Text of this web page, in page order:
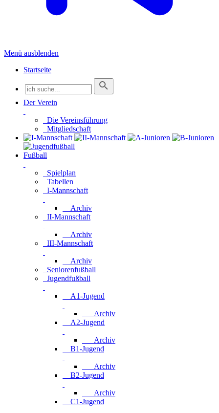
Menü ausblenden
Startseite
Der Verein
Die Vereinsführung
Mitgliedschaft
Fußball
Spielplan
Tabellen
I-Mannschaft
Archiv
II-Mannschaft
Archiv
III-Mannschaft
Archiv
Seniorenfußball
Jugendfußball
A1-Jugend
Archiv
A2-Jugend
Archiv
B1-Jugend
Archiv
B2-Jugend
Archiv
C1-Jugend